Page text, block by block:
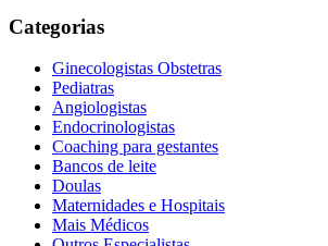
Categorias
Ginecologistas Obstetras
Pediatras
Angiologistas
Endocrinologistas
Coaching para gestantes
Bancos de leite
Doulas
Maternidades e Hospitais
Mais Médicos